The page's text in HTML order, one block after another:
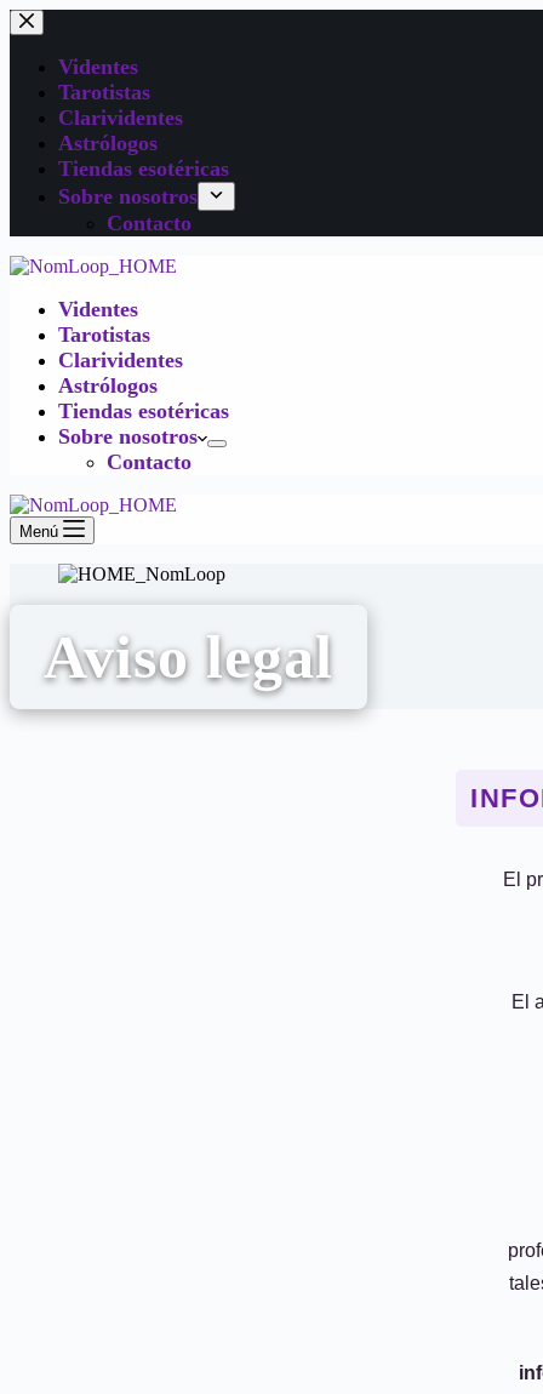
Videntes
Tarotistas
Clarividentes
Astrólogos
Tiendas esotéricas
Sobre nosotros
Contacto
Videntes
Tarotistas
Clarividentes
Astrólogos
Tiendas esotéricas
Sobre nosotros
Contacto
Menú
Aviso legal
El
El